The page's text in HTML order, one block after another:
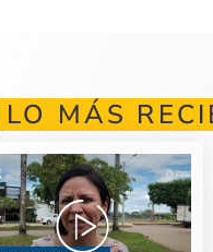
LO MÁS